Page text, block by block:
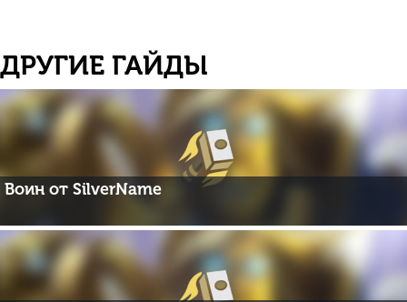
ДРУГИЕ ГАЙДЫ
Воин от SilverName